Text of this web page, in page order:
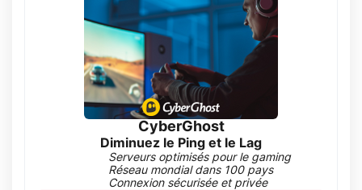
CyberGhost
Diminuez le Ping et le Lag
Serveurs optimisés pour le gaming
Réseau mondial dans 100 pays
Connexion sécurisée et privée